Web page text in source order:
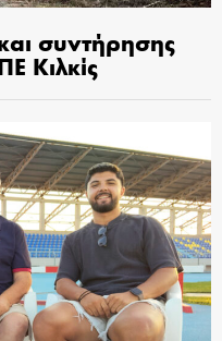
συντήρησης
Κιλκίς